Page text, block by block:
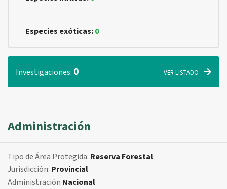
Especies exóticas:0
Investigaciones: 0 VER LISTADO
Administración
Tipo de Área Protegida: Reserva Forestal
Jurisdicción: Provincial
Administración Nacional